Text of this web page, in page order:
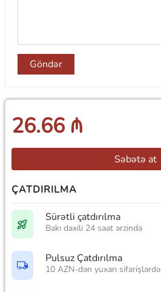
Göndər
26.66 ₼
Səbətə at
ÇATDIRILMA
Sürətli çatdırılma
Bakı daxili 24 saat ərzində
Pulsuz Çatdırılma
10 AZN-dən yuxarı sifarişlərdə